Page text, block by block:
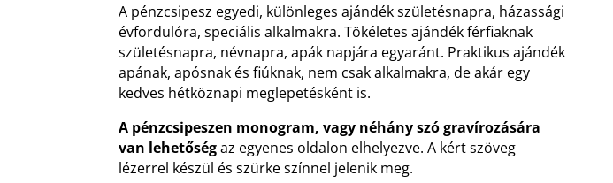
A pénzcsipesz egyedi, különleges ajándék születésnapra, házassági
évfordulóra, speciális alkalmakra. Tökéletes ajándék férfiaknak
születésnapra, névnapra, apák napjára egyaránt. Praktikus ajándék
apának, apósnak és fiúknak, nem csak alkalmakra, de akár egy
kedves hétköznapi meglepetésként is.
A pénzcsipeszen monogram, vagy néhány szó gravírozására
van lehetőségaz egyenes oldalon elhelyezve. A kért szöveg
lézerrel készül és szürke színnel jelenik meg.